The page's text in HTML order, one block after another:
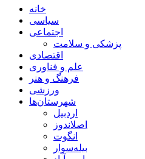
خانه
سیاسی
اجتماعی
پزشکی و سلامت
اقتصادی
علم و فناوری
فرهنگ و هنر
ورزشی
شهرستان‌ها
اردبیل
اصلاندوز
انگوت
بیله‌سوار